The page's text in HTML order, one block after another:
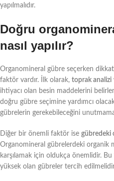
yapılmalıdır.
Doğru
nasıl yapılır?
Organomineral gübre seçerken
faktör vardır. İlk olarak, toprak analizi
ihtiyacı olan besin maddelerini
doğru gübre seçimine yardımcı
gübrelerin gerekebileceğini
Diğer bir önemli faktör ise gübredeki
Organomineral gübrelerdeki organik
karşılamak için oldukça önemlidir.
yüksek olan gübreler tercih